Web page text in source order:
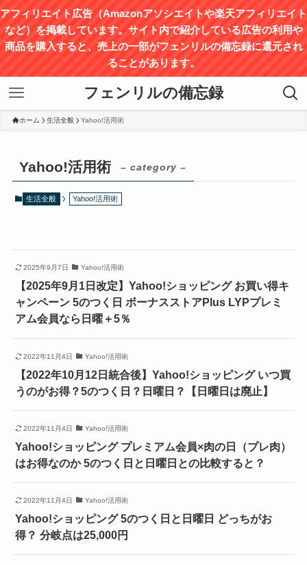
アフィリエイト広告（Amazonアソシエイトや楽天アフィリエイト
など）を掲載しています。サイト内で紹介している広告の利用や
商品を購入すると、売上の⼀部がフェンリルの備忘録に還元され
ることがあります。
フェンリルの備忘録
ホーム 生活全般 Yahoo!活用術
Yahoo!活用術 – category –
生活全般 Yahoo!活用術
2025年9月7日 Yahoo!活用術
【2025年9月1日改定】Yahoo!ショッピング お買い得キ
ャンペーン 5のつく日 ボーナスストアPlus LYPプレミ
アム会員なら日曜＋5％
2022年11月4日 Yahoo!活用術
【2022年10月12日統合後】Yahoo!ショッピング いつ買
うのがお得？5のつく日？日曜日？【日曜日は廃止】
2022年11月4日 Yahoo!活用術
Yahoo!ショッピング プレミアム会員×肉の日（プレ肉）
はお得なのか 5のつく日と日曜日との比較すると？
2022年11月4日 Yahoo!活用術
Yahoo!ショッピング 5のつく日と日曜日 どっちがお
得？ 分岐点は25,000円